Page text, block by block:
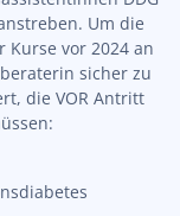
Um die
vor 2024 an
sicher zu
die VOR Antritt